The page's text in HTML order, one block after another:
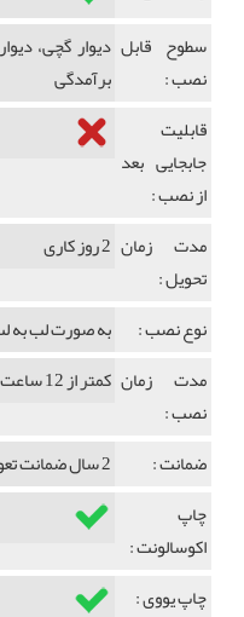
سطوح قابل
نصب :
دیوار گچی،
برآمدگی
قابلیت
جابجایی بعد
از نصب :
مدت زمان
تحویل :
2 روز کاری
نوع نصب :
به صورت لب به
مدت زمان
نصب :
کمتر از 12 ساعت
ضمانت :
2 سال ضمانت تعویض و 5 سال ضمانت ماندگاری
چاپ
اکوسالونت :
چاپ یووی :